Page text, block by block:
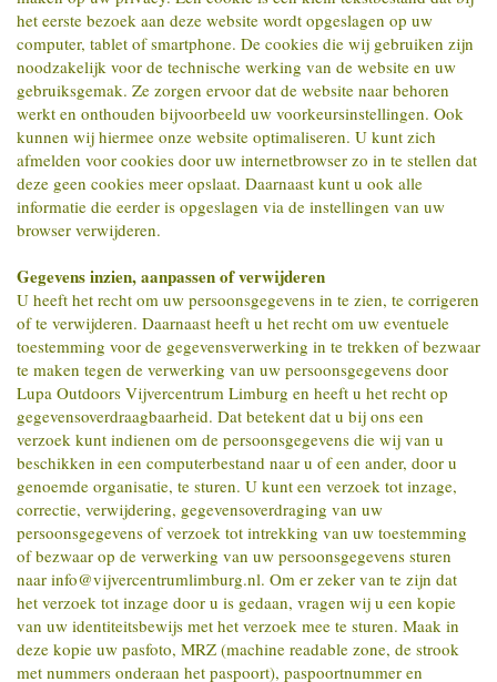
het eerste bezoek aan deze website wordt opgeslagen op uw
computer, tablet of smartphone. De cookies die wij gebruiken zijn
noodzakelijk voor de technische werking van de website en uw
gebruiksgemak. Ze zorgen ervoor dat de website naar behoren
werkt en onthouden bijvoorbeeld uw voorkeursinstellingen. Ook
kunnen wij hiermee onze website optimaliseren. U kunt zich
afmelden voor cookies door uw internetbrowser zo in te stellen dat
deze geen cookies meer opslaat. Daarnaast kunt u ook alle
informatie die eerder is opgeslagen via de instellingen van uw
browser verwijderen.
Gegevens inzien, aanpassen of verwijderen
U heeft het recht om uw persoonsgegevens in te zien, te corrigeren
of te verwijderen. Daarnaast heeft u het recht om uw eventuele
toestemming voor de gegevensverwerking in te trekken of bezwaar
te maken tegen de verwerking van uw persoonsgegevens door
Lupa Outdoors Vijvercentrum Limburg en heeft u het recht op
gegevensoverdraagbaarheid. Dat betekent dat u bij ons een
verzoek kunt indienen om de persoonsgegevens die wij van u
beschikken in een computerbestand naar u of een ander, door u
genoemde organisatie, te sturen. U kunt een verzoek tot inzage,
correctie, verwijdering, gegevensoverdraging van uw
persoonsgegevens of verzoek tot intrekking van uw toestemming
of bezwaar op de verwerking van uw persoonsgegevens sturen
naar info@vijvercentrumlimburg.nl. Om er zeker van te zijn dat
het verzoek tot inzage door u is gedaan, vragen wij u een kopie
van uw identiteitsbewijs met het verzoek mee te sturen. Maak in
deze kopie uw pasfoto, MRZ (machine readable zone, de strook
met nummers onderaan het paspoort), paspoortnummer en